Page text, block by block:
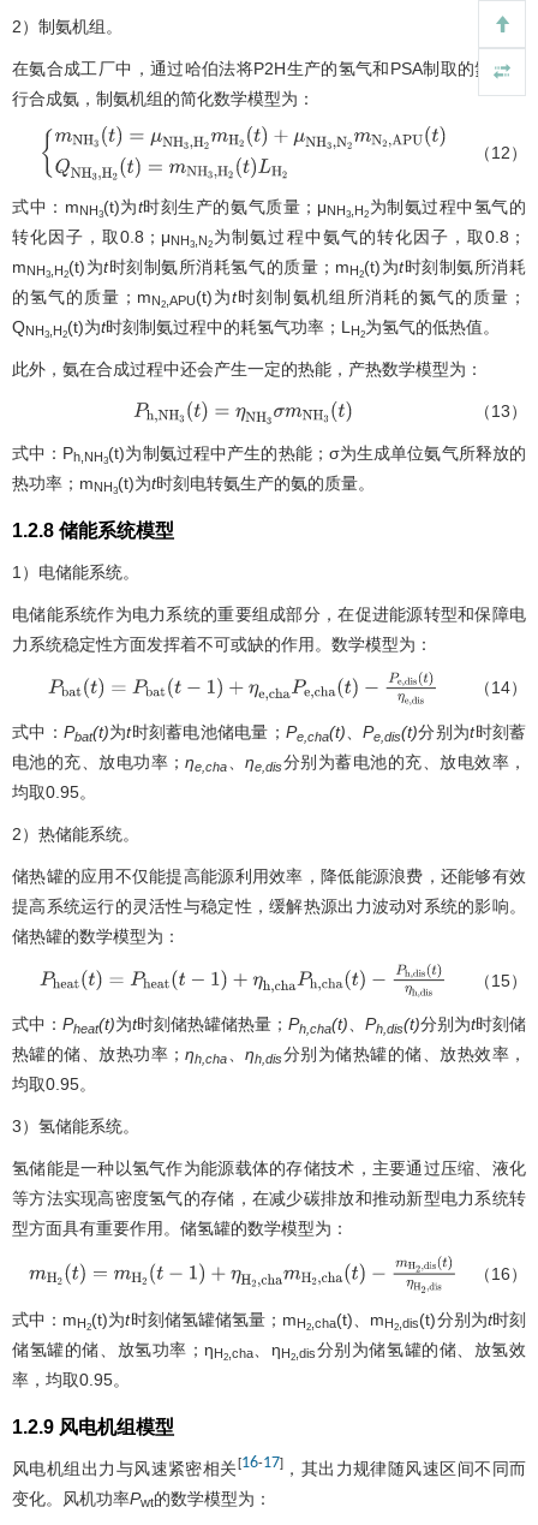
2）制氨机组。
在氨合成工厂中，通过哈伯法将P2H生产的氢气和PSA制取的氮气进
行合成氨，制氨机组的简化数学模型为：
{mN μN t)+μN 2(t)=m
（12）
式中：mNH 3(t)为t时刻生产的氨气质量；μNH3 ,H2 为制氨过程中氢气的
转化因子，取0.8；μNH3 ,N2 为制氨过程中氨气的转化因子，取0.8；
mNH 3 ,H 2(t)为t时刻制氨所消耗氢气的质量；m H2(t)为t时刻制氨所消耗
的氢气的质量；mN2 ,APU(t)为t时刻制氨机组所消耗的氮气的质量；
QNH 3 ,H 2(t)为t时刻制氨过程中的耗氢气功率；L H 2为氢气的低热值。
此外，氨在合成过程中还会产生一定的热能，产热数学模型为：
Ph,NH3(t) =ηNH3σmNH3(t) （13）
式中：Ph,NH3(t)为制氨过程中产生的热能；σ为生成单位氨气所释放的
热功率；mNH 3(t)为t时刻电转氨生产的氨的质量。
1.2.8 储能系统模型
1）电储能系统。
电储能系统作为电力系统的重要组成部分，在促进能源转型和保障电
力系统稳定性方面发挥着不可或缺的作用。数学模型为：
Pbat(t)= Pb at(t−1)+ηe,chaPe,cha(t)−Pe,di s(t) ηe,dis （14）
式中： Pbat(t)为t时刻蓄电池储电量； Pe,cha(t) 、Pe,dis(t)分别为t时刻蓄
电池的充、放电功率；ηe,cha 、ηe,dis分别为蓄电池的充、放电效率，
均取0.95。
2）热储能系统。
储热罐的应用不仅能提高能源利用效率，降低能源浪费，还能够有效
提高系统运行的灵活性与稳定性，缓解热源出力波动对系统的影响。
储热罐的数学模型为：
Pheat(t)=Pheat(t−1) +η h,c ha Ph,cha(t)−Ph,d s(t )ηh,dis （15）
式中： Pheat(t)为t时刻储热罐储热量； Ph,cha(t)、 Ph,dis(t)分别为t时刻储
热罐的储、放热功率；ηh,cha、ηh,dis分别为储热罐的储、放热效率，
均取0.95。
3）氢储能系统。
氢储能是一种以氢气作为能源载体的存储技术，主要通过压缩、液化
等方法实现高密度氢气的存储，在减少碳排放和推动新型电力系统转
型方面具有重要作用。储氢罐的数学模型为：
m H2(t)=mH 2(t −1)+ηH2,chamH2,cha(t)
−mH2,dis( t)η
（16）
式中：m H2(t)为t时刻储氢罐储氢量；m H2 ,cha(t)、m H2 ,dis(t)分别为t时刻
储氢罐的储、放氢功率；η H 2,cha、η H2 ,dis分别为储氢罐的储、放氢效
率，均取0.95。
1.2.9 风电机组模型
风电机组出力与风速紧密相关[16-17]，其出力规律随风速区间不同而
变化。风机功率Pwt的数学模型为：